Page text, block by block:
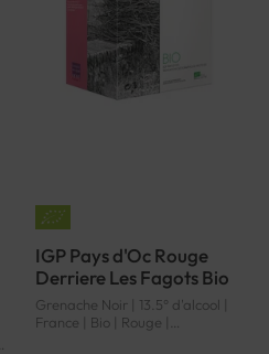
IGP Pays d'Oc Rouge
Derriere Les Fagots Bio
Grenache Noir | 13.5° d'alcool |
France | Bio | Rouge |